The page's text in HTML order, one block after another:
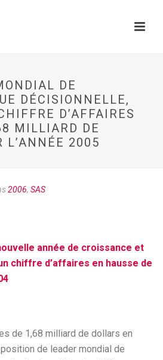
DE
DÉCISIONNELLE,
D’AFFAIRES
MILLIARD DE
L’ANNÉE 2005
2006, SAS
année de croissance et
chiffre d’affaires en hausse de
de 1,68 milliard de dollars en
de leader mondial de